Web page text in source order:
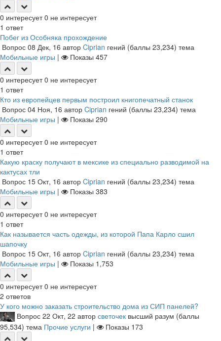
0 интересует 0 не интересует
1 ответ
Побег из Особняка прохождение
Вопрос 08 Дек, 16 автор Ciprian гений (баллы 23,234) тема
Мобильные игры | Показы 457
0 интересует 0 не интересует
1 ответ
Кто из европейцев первым построил книгопечатный станок
Вопрос 04 Ноя, 16 автор Ciprian гений (баллы 23,234) тема
Мобильные игры | Показы 290
0 интересует 0 не интересует
1 ответ
Какую краску получают в мексике из специально разводимой на
кактусах тли
Вопрос 15 Окт, 16 автор Ciprian гений (баллы 23,234) тема
Мобильные игры | Показы 383
0 интересует 0 не интересует
1 ответ
Как называется часть одежды, из которой Папа Карло сшил
шапочку
Вопрос 15 Окт, 16 автор Ciprian гений (баллы 23,234) тема
Мобильные игры | Показы 1,753
0 интересует 0 не интересует
2 ответов
У кого можно заказать строительство дома из СИП панелей?
Вопрос 22 Окт, 22 автор светочек высший разум (баллы
95,534) тема Прочие услуги | Показы 173